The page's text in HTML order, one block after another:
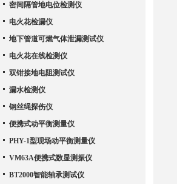
密间隔管地电位检测仪
电火花检漏仪
地下管道可燃气体泄漏测试仪
电火花在线检测仪
双钳接地电阻测试仪
漏水检测仪
钢丝绳探伤仪
便携式动平衡测量仪
PHY-1型现场动平衡测量仪
VM63A便携式数显测振仪
BT2000智能轴承测试仪